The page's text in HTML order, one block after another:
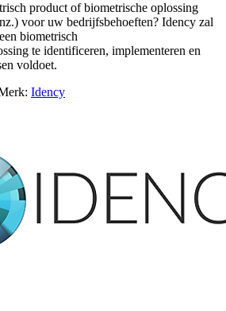
product of biometrische oplossing
voor uw bedrijfsbehoeften? Idency zal
biometrisch
te identificeren, implementeren en
voldoet.
Idency